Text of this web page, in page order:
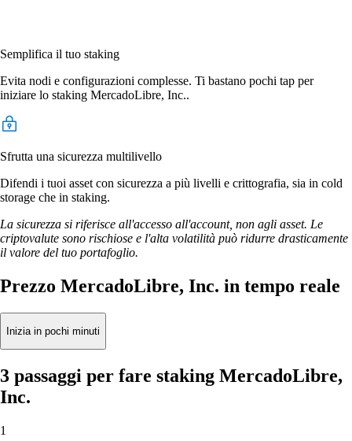
Semplifica il tuo staking
Evita nodi e configurazioni complesse. Ti bastano pochi tap per
iniziare lo staking MercadoLibre, Inc..
Sfrutta una sicurezza multilivello
Difendi i tuoi asset con sicurezza a più livelli e crittografia, sia in cold
storage che in staking.
La sicurezza si riferisce all'accesso all'account, non agli asset. Le
criptovalute sono rischiose e l'alta volatilità può ridurre drasticamente
il valore del tuo portafoglio.
Prezzo MercadoLibre, Inc. in tempo reale
Inizia in pochi minuti
3 passaggi per fare staking MercadoLibre,
Inc.
1